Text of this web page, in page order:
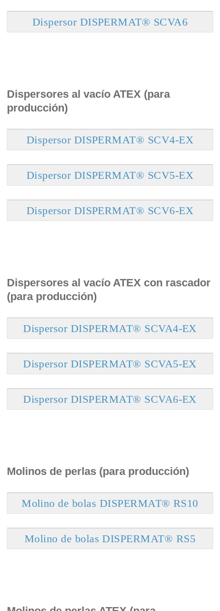
Dispersor DISPERMAT® SCVA6
Dispersores al vacío ATEX (para
producción)
Dispersor DISPERMAT® SCV4-EX
Dispersor DISPERMAT® SCV5-EX
Dispersor DISPERMAT® SCV6-EX
Dispersores al vacío ATEX con rascador
(para producción)
Dispersor DISPERMAT® SCVA4-EX
Dispersor DISPERMAT® SCVA5-EX
Dispersor DISPERMAT® SCVA6-EX
Molinos de perlas (para producción)
Molino de bolas DISPERMAT® RS10
Molino de bolas DISPERMAT® RS5